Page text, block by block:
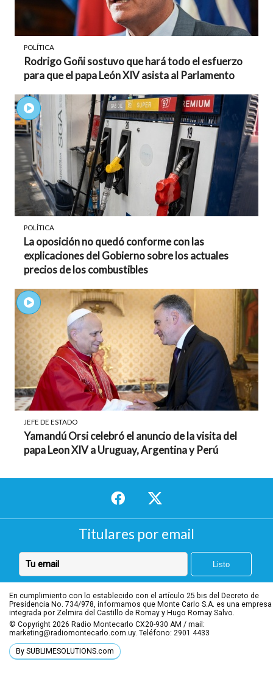
POLÍTICA
Rodrigo Goñi sostuvo que hará todo el esfuerzo
para que el papa León XIV asista al Parlamento
POLÍTICA
La oposición no quedó conforme con las
explicaciones del Gobierno sobre los actuales
precios de los combustibles
JEFE DE ESTADO
Yamandú Orsi celebró el anuncio de la visita del
papa Leon XIV a Uruguay, Argentina y Perú
Titulares por email
En cumplimiento con lo establecido con el artículo 25 bis del Decreto de
Presidencia No. 734/978, informamos que Monte Carlo S.A. es una empresa
integrada por Zelmira del Castillo de Romay y Hugo Romay Salvo.
© Copyright 2026 Radio Montecarlo CX20-930 AM / mail:
marketing@radiomontecarlo.com.uy. Teléfono: 2901 4433
By SUBLIMESOLUTIONS.com